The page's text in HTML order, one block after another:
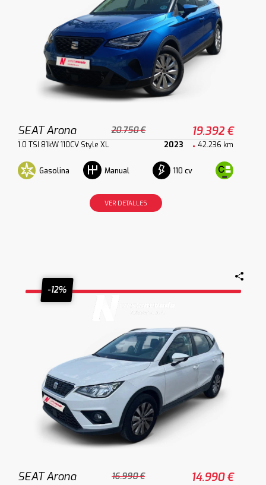
SEAT Arona 20.750 € 19.392 €
1.0 TSI 81kW 110CV Style XL 2023 42.236 km
Gasolina Manual 110 cv
VER DETALLES
-12%
SEAT Arona 16.990 € 14.990 €